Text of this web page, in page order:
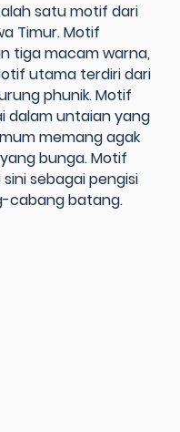
satu motif dari
Timur. Motif
tiga macam warna,
utama terdiri dari
phunik. Motif
dalam untaian yang
memang agak
bunga. Motif
sebagai pengisi
cabang batang.